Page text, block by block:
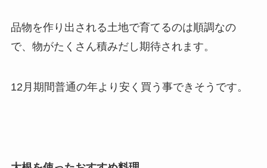
品物を作り出される土地で育てるのは順調なの
で、物がたくさん積みだし期待されます。
12月期間普通の年より安く買う事できそうです。